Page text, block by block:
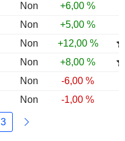
Non
+6,00 %
Non
+5,00 %
Non
+12,00 %
Non
+8,00 %
Non
-6,00 %
Non -1,00 %
3